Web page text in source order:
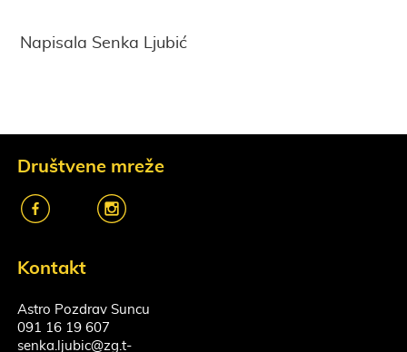
Napisala Senka Ljubić
Društvene mreže
k o
Kontakt
Astro Pozdrav Suncu
091 16 19 607
senka.ljubic@zg.t-